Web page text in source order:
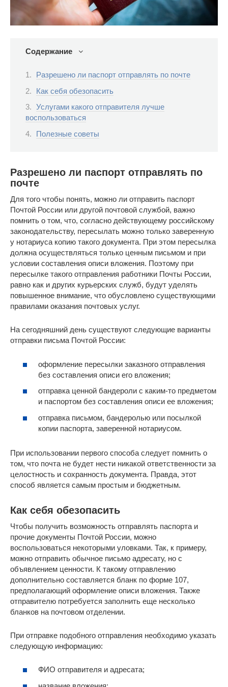
Содержание
Разрешено ли паспорт отправлять по почте
Как себя обезопасить
Услугами какого отправителя лучше
воспользоваться
Полезные советы
Разрешено ли паспорт отправлять по
почте
Для того чтобы понять, можно ли отправить паспорт
Почтой России или другой почтовой службой, важно
помнить о том, что, согласно действующему российскому
законодательству, пересылать можно только заверенную
у нотариуса копию такого документа. При этом пересылка
должна осуществляться только ценным письмом и при
условии составления описи вложения. Поэтому при
пересылке такого отправления работники Почты России,
равно как и других курьерских служб, будут уделять
повышенное внимание, что обусловлено существующими
правилами оказания почтовых услуг.
На сегодняшний день существуют следующие варианты
отправки письма Почтой России:
оформление пересылки заказного отправления
без составления описи его вложения;
отправка ценной бандероли с каким-то предметом
и паспортом без составления описи ее вложения;
отправка письмом, бандеролью или посылкой
копии паспорта, заверенной нотариусом.
При использовании первого способа следует помнить о
том, что почта не будет нести никакой ответственности за
целостность и сохранность документа. Правда, этот
способ является самым простым и бюджетным.
Как себя обезопасить
Чтобы получить возможность отправлять паспорта и
прочие документы Почтой России, можно
воспользоваться некоторыми уловками. Так, к примеру,
можно отправить обычное письмо адресату, но с
объявлением ценности. К такому отправлению
дополнительно составляется бланк по форме 107,
предполагающий оформление описи вложения. Также
отправителю потребуется заполнить еще несколько
бланков на почтовом отделении.
При отправке подобного отправления необходимо указать
следующую информацию:
ФИО отправителя и адресата;